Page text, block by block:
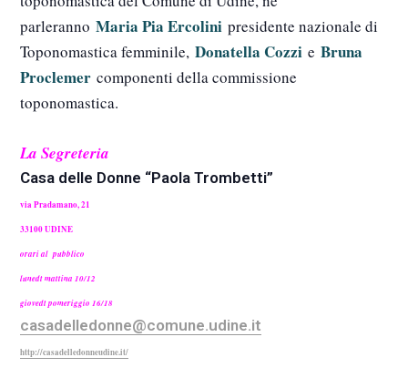
parlerannoMaria Pia Ercolini presidente nazionale di
Toponomastica femminile,Donatella CozzieBruna
Proclemer componenti della commissione
toponomastica.
La Segreteria
Casa delle Donne “Paola Trombetti”
via Pradamano, 21
33100 UDINE
orari al pubblico
lunedì mattina 10/12
giovedì pomeriggio 16/18
casadelledonne@comune.udine.it
http://casadelledonneudine.it/